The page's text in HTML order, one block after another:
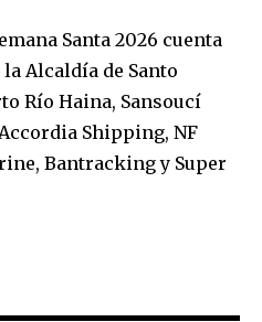
Santa 2026 cuenta
Alcaldía de Santo
Río Haina, Sansoucí
Shipping, NF
Bantracking y Super